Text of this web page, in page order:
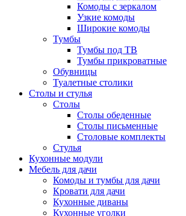
Комоды с зеркалом
Узкие комоды
Широкие комоды
Тумбы
Тумбы под ТВ
Тумбы прикроватные
Обувницы
Туалетные столики
Столы и стулья
Столы
Столы обеденные
Столы письменные
Столовые комплекты
Стулья
Кухонные модули
Мебель для дачи
Комоды и тумбы для дачи
Кровати для дачи
Кухонные диваны
Кухонные уголки